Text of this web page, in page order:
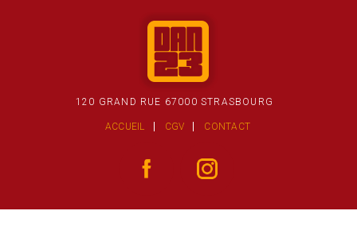
120 GRAND RUE 67000 STRASBOURG
ACCUEIL CGV CONTACT